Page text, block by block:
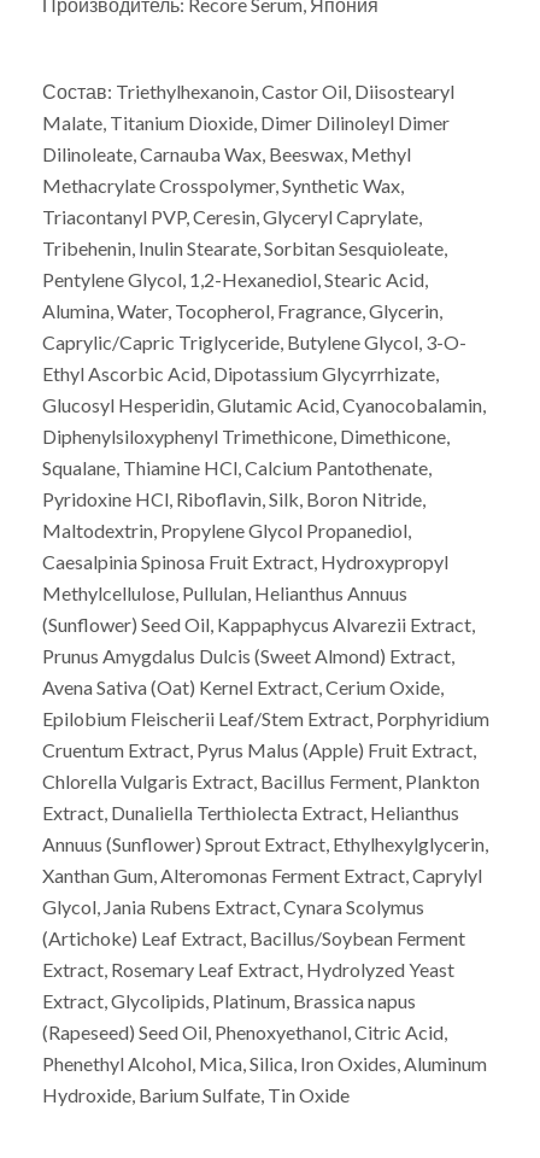
Состав: Triethylhexanoin, Castor Oil, Diisostearyl
Malate, Titanium Dioxide, Dimer Dilinoleyl Dimer
Dilinoleate, Carnauba Wax, Beeswax, Methyl
Methacrylate Crosspolymer, Synthetic Wax,
Triacontanyl PVP, Ceresin, Glyceryl Caprylate,
Tribehenin, Inulin Stearate, Sorbitan Sesquioleate,
Pentylene Glycol, 1,2-Hexanediol, Stearic Acid,
Alumina, Water, Tocopherol, Fragrance, Glycerin,
Caprylic/Capric Triglyceride, Butylene Glycol, 3-O-
Ethyl Ascorbic Acid, Dipotassium Glycyrrhizate,
Glucosyl Hesperidin, Glutamic Acid, Cyanocobalamin,
Diphenylsiloxyphenyl Trimethicone, Dimethicone,
Squalane, Thiamine HCl, Calcium Pantothenate,
Pyridoxine HCl, Riboflavin, Silk, Boron Nitride,
Maltodextrin, Propylene Glycol Propanediol,
Caesalpinia Spinosa Fruit Extract, Hydroxypropyl
Methylcellulose, Pullulan, Helianthus Annuus
(Sunflower) Seed Oil, Kappaphycus Alvarezii Extract,
Prunus Amygdalus Dulcis (Sweet Almond) Extract,
Avena Sativa (Oat) Kernel Extract, Cerium Oxide,
Epilobium Fleischerii Leaf/Stem Extract, Porphyridium
Cruentum Extract, Pyrus Malus (Apple) Fruit Extract,
Chlorella Vulgaris Extract, Bacillus Ferment, Plankton
Extract, Dunaliella Terthiolecta Extract, Helianthus
Annuus (Sunflower) Sprout Extract, Ethylhexylglycerin,
Xanthan Gum, Alteromonas Ferment Extract, Caprylyl
Glycol, Jania Rubens Extract, Cynara Scolymus
(Artichoke) Leaf Extract, Bacillus/Soybean Ferment
Extract, Rosemary Leaf Extract, Hydrolyzed Yeast
Extract, Glycolipids, Platinum, Brassica napus
(Rapeseed) Seed Oil, Phenoxyethanol, Citric Acid,
Phenethyl Alcohol, Mica, Silica, Iron Oxides, Aluminum
Hydroxide, Barium Sulfate, Tin Oxide